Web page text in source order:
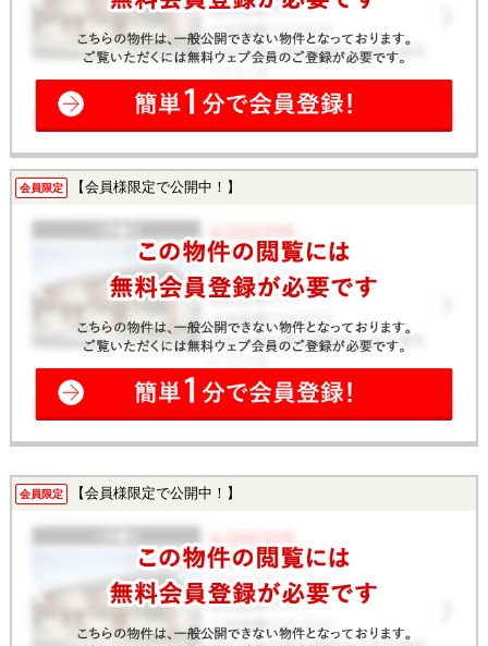
会員限定 【会員様限定で公開中！】
会員限定 【会員様限定で公開中！】